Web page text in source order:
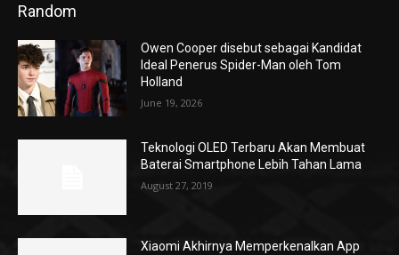
Random
Owen Cooper disebut sebagai Kandidat
Ideal Penerus Spider-Man oleh Tom
Holland
June 19, 2026
Teknologi OLED Terbaru Akan Membuat
Baterai Smartphone Lebih Tahan Lama
August 27, 2019
Xiaomi Akhirnya Memperkenalkan App